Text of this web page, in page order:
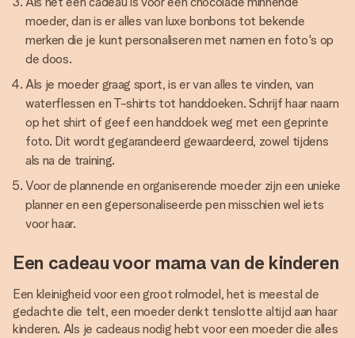
moeder, dan is er alles van luxe bonbons tot bekende
merken die je kunt personaliseren met namen en foto's op
de doos.
Als je moeder graag sport, is er van alles te vinden, van
waterflessen en T-shirts tot handdoeken. Schrijf haar naam
op het shirt of geef een handdoek weg met een geprinte
foto. Dit wordt gegarandeerd gewaardeerd, zowel tijdens
als na de training.
Voor de plannende en organiserende moeder zijn een unieke
planner en een gepersonaliseerde pen misschien wel iets
voor haar.
Een cadeau voor mama van de kinderen
Een kleinigheid voor een groot rolmodel, het is meestal de
gedachte die telt, een moeder denkt tenslotte altijd aan haar
kinderen. Als je cadeaus nodig hebt voor een moeder die alles